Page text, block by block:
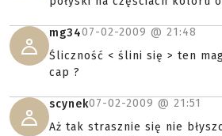
mg3407-02-2009 @ 21:48
Śliczność < ślini się > ten
cap ?
scynek07-02-2009 @ 21:51
Aż tak strasznie się nie